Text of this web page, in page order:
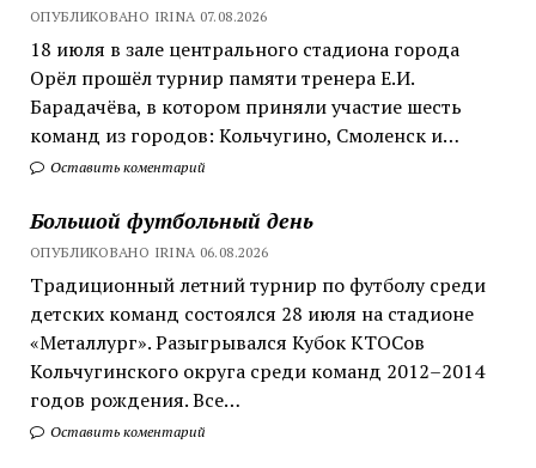
ОПУБЛИКОВАНО IRINA 07.08.2026
18 июля в зале центрального стадиона города
Орёл прошёл турнир памяти тренера Е.И.
Барадачёва, в котором приняли участие шесть
команд из городов: Кольчугино, Смоленск и…
Оставить коментарий
Большой футбольный день
ОПУБЛИКОВАНО IRINA 06.08.2026
Традиционный летний турнир по футболу среди
детских команд состоялся 28 июля на стадионе
«Металлург». Разыгрывался Кубок КТОСов
Кольчугинского округа среди команд 2012–2014
годов рождения. Все…
Оставить коментарий